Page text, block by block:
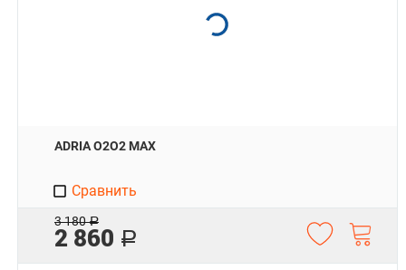
ADRIA O2O2 MAX
3 180 Р
2 860 Р
Сравнить